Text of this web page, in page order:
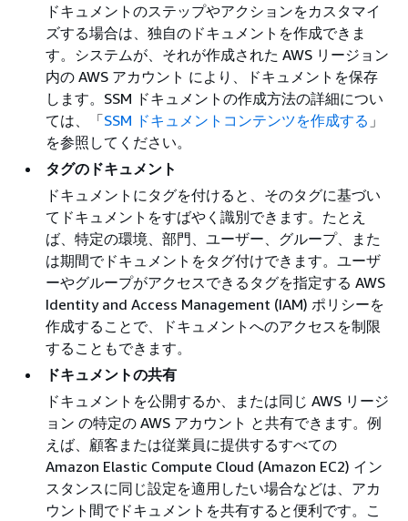
ドキュメントのステップやアクションをカスタマイ
ズする場合は、独自のドキュメントを作成できま
す。システムが、それが作成された AWS リージョン
内の AWS アカウント により、ドキュメントを保存
します。SSM ドキュメントの作成方法の詳細につい
ては、「SSM ドキュメントコンテンツを作成する 」
を参照してください。
タグのドキュメント
ドキュメントにタグを付けると、そのタグに基づい
てドキュメントをすばやく識別できます。たとえ
ば、特定の環境、部門、ユーザー、グループ、また
は期間でドキュメントをタグ付けできます。ユーザ
ーやグループがアクセスできるタグを指定する AWS
Identity and Access Management (IAM) ポリシーを
作成することで、ドキュメントへのアクセスを制限
することもできます。
ドキュメントの共有
ドキュメントを公開するか、または同じ AWS リージ
ョン の特定の AWS アカウント と共有できます。例
えば、顧客または従業員に提供するすべての
Amazon Elastic Compute Cloud (Amazon EC2) イン
スタンスに同じ設定を適用したい場合などは、アカ
ウント間でドキュメントを共有すると便利です。こ